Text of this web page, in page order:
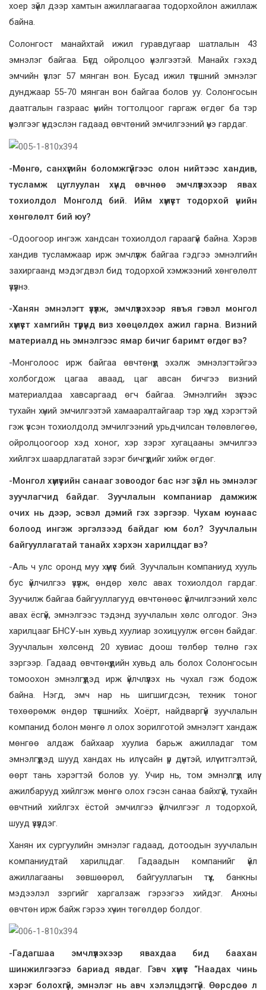
хоер зүйл дээр хамтын ажиллагаагаа тодорхойлон ажиллаж
байна.
Солонгост манайхтай ижил гуравдугаар шатлалын 43
эмнэлэг байгаа. Бүгд ойролцоо үнэлгээтэй. Манайх гэхэд
эмчийн үзлэг 57 мянган вон. Бусад ижил түвшний эмнэлэг
дунджаар 55-70 мянган вон байгаа болов уу. Солонгосын
даатгалын газраас үнийн тогтолцоог гаргаж өгдөг ба тэр
үнэлгээг үндэслэн гадаад өвчтөний эмчилгээний үнэ гардаг.
-Мөнгө, санхүүгийн боломжгүйгээс олон нийтээс хандив,
тусламж цуглуулан хүнд өвчнөө эмчлүүлэхээр явах
тохиолдол Монголд бий. Ийм хүмүүст тодорхой үнийн
хөнгөлөлт бий юу?
-Одоогоор ингэж хандсан тохиолдол гараагүй байна. Хэрэв
хандив тусламжаар ирж эмчлүүлж байгаа гэдгээ эмнэлгийн
захиргаанд мэдэгдвэл бид тодорхой хэмжээний хөнгөлөлт
үзүүлнэ.
-Ханян эмнэлэгт үзүүлж, эмчлүүлэхээр явъя гэвэл монгол
хүмүүст хамгийн түрүүнд виз хөөцөлдөх ажил гарна. Визний
материалд нь эмнэлгээс ямар бичиг баримт өгдөг вэ?
-Монголоос ирж байгаа өвчтөнүүд эхэлж эмнэлэгтэйгээ
холбогдож цагаа аваад, цаг авсан бичгээ визний
материалдаа хавсаргаад өгч байгаа. Эмнэлгийн зүгээс
тухайн хүний эмчилгээтэй хамааралтайгаар тэр хүнд хэрэгтэй
гэж үзсэн тохиолдолд эмчилгээний урьдчилсан төлөвлөгөө,
ойролцоогоор хэд хоног, хэр зэрэг хугацааны эмчилгээ
хийлгэх шаардлагатай зэрэг бичгүүдийг хийж өгдөг.
-Монгол хүмүүсийн санааг зовоодог бас нэг зүйл нь эмнэлэг
зуучлагчид байдаг. Зуучлалын компаниар дамжиж
очих нь дээр, эсвэл дэмий гэх зэргээр. Чухам юунаас
болоод ингэж эргэлзээд байдаг юм бол? Зуучлалын
байгууллагатай танайх хэрхэн харилцдаг вэ?
-Аль ч улс оронд муу хүмүүс бий. Зуучлалын компаниуд хууль
бус үйлчилгээ үзүүлж, өндөр хөлс авах тохиолдол гардаг.
Зуучилж байгаа байгууллагууд өвчтөнөөс үйлчилгээний хөлс
авах ёсгүй, эмнэлгээс тэдэнд зуучлалын хөлс олгодог. Энэ
харилцааг БНСУ-ын хувьд хуулиар зохицуулж өгсөн байдаг.
Зуучлалын хөлсөнд 20 хувиас доош төлбөр төлнө гэх
зэргээр. Гадаад өвчтөнүүдийн хувьд аль болох Солонгосын
томоохон эмнэлгүүдэд ирж үйлчлүүлэх нь чухал гэж бодож
байна. Нэгд, эмч нар нь шигшигдсэн, техник тоног
төхөөрөмж өндөр түвшнийх. Хоёрт, найдваргүй зуучлалын
компанид болон мөнгө л олох зорилготой эмнэлэгт хандаж
мөнгөө алдаж байхаар хуулиа барьж ажилладаг том
эмнэлгүүдэд шууд хандах нь илүү сайн үр дүнтэй, илүү итгэлтэй,
өөрт тань хэрэгтэй болов уу. Учир нь, том эмнэлгүүд илүү
ажилбарууд хийлгэж мөнгө олох гэсэн санаа байхгүй, тухайн
өвчтний хийлгэх ёстой эмчилгээ үйлчилгээг л тодорхой,
шууд үзүүлдэг.
Ханян их сургуулийн эмнэлэг гадаад, дотоодын зуучлалын
компаниудтай харилцдаг. Гадаадын компанийг үйл
ажиллагааны зөвшөөрөл, байгууллагын түүх, банкны
мэдээлэл зэргийг харгалзаж гэрээгээ хийдэг. Анхны
өвчтөн ирж байж гэрээ хүчин төгөлдөр болдог.
-Гадагшаа эмчлүүлэхээр явахдаа бид баахан
шинжилгээгээ бариад явдаг. Гэвч хүмүүс “Наадах чинь
хэрэг болохгүй, эмнэлэг нь авч хэлэлцдэггүй. Өөрсдөө л